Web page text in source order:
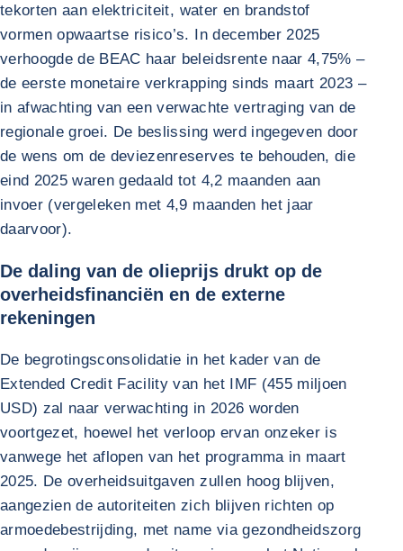
tekorten aan elektriciteit, water en brandstof
vormen opwaartse risico’s. In december 2025
verhoogde de BEAC haar beleidsrente naar 4,75% –
de eerste monetaire verkrapping sinds maart 2023 –
in afwachting van een verwachte vertraging van de
regionale groei. De beslissing werd ingegeven door
de wens om de deviezenreserves te behouden, die
eind 2025 waren gedaald tot 4,2 maanden aan
invoer (vergeleken met 4,9 maanden het jaar
daarvoor).
De daling van de olieprijs drukt op de
overheidsfinanciën en de externe
rekeningen
De begrotingsconsolidatie in het kader van de
Extended Credit Facility van het IMF (455 miljoen
USD) zal naar verwachting in 2026 worden
voortgezet, hoewel het verloop ervan onzeker is
vanwege het aflopen van het programma in maart
2025. De overheidsuitgaven zullen hoog blijven,
aangezien de autoriteiten zich blijven richten op
armoedebestrijding, met name via gezondheidszorg